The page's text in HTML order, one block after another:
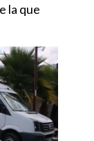
la que